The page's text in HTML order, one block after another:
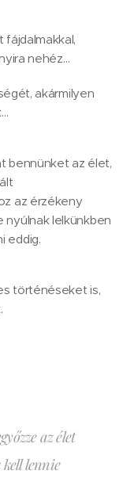
nehéz…
akármilyen
bennünket az élet,
az érzékeny
lelkünkben
eddig.
történéseket is,
az élet
lennie